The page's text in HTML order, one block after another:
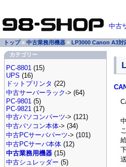
中古
トップ» 中古業務用機器 » LP3000 Canon A3対
カテゴリー
PC-8801 (15)
UPS (16)
ドットプリンタ (22)
中古サーバーラック-> (64)
PC-9801 (5)
PC-9821 (17)
中古パソコンパーツ-> (121)
中古パソコン本体-> (34)
中古PCサーバパーツ-> (101)
中古PCサーバ本体 (12)
中古業務用機器 (15)
中古シュレッダー (5)